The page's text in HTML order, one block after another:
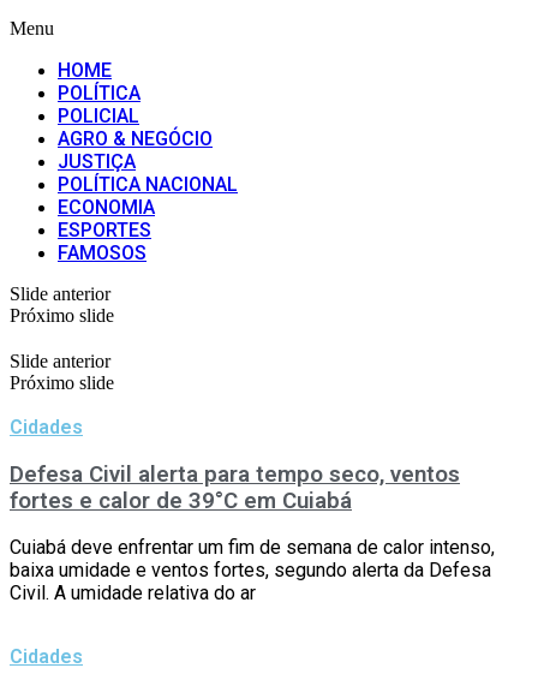
Menu
HOME
POLÍTICA
POLICIAL
AGRO & NEGÓCIO
JUSTIÇA
POLÍTICA NACIONAL
ECONOMIA
ESPORTES
FAMOSOS
Slide anterior
Próximo slide
Slide anterior
Próximo slide
Cidades
Defesa Civil alerta para tempo seco, ventos
fortes e calor de 39°C em Cuiabá
Cuiabá deve enfrentar um fim de semana de calor intenso,
baixa umidade e ventos fortes, segundo alerta da Defesa
Civil. A umidade relativa do ar
Cidades